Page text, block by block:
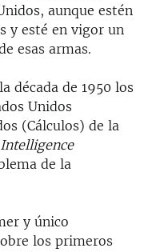
LATINA
aunque estén
y esté en vigor un
esas armas.
década de 1950 los
Unidos
(Cálculos) de la
de la
y único
los primeros